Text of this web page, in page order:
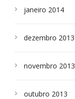
janeiro 2014
dezembro 2013
novembro 2013
outubro 2013